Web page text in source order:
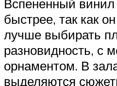
Вспененный
быстрее, так как
лучше выбирать
разновидность, с
орнаментом. В
выделяются